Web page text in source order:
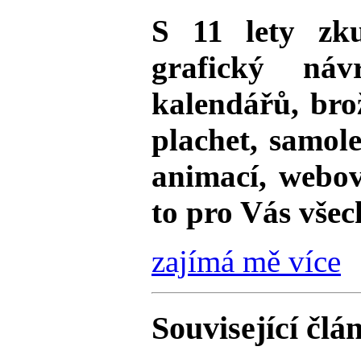
S 11 lety
grafický
kalendářů,
plachet,
animací,
to pro Vás
zajímá mě více
Související